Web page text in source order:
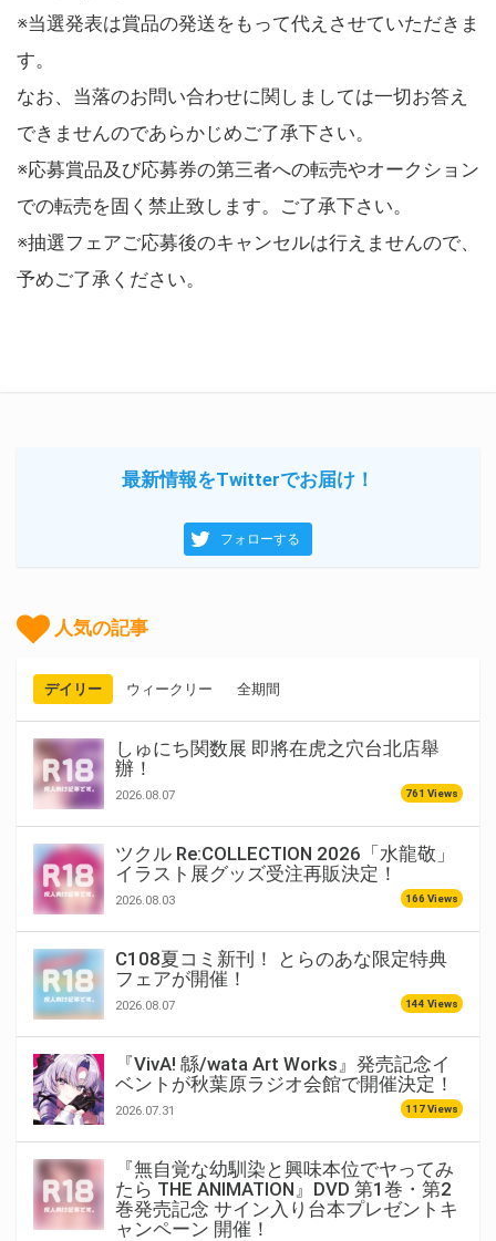
※当選発表は賞品の発送をもって代えさせていただきま
す。
なお、当落のお問い合わせに関しましては一切お答え
できませんのであらかじめご了承下さい。
※応募賞品及び応募券の第三者への転売やオークション
での転売を固く禁止致します。ご了承下さい。
※抽選フェアご応募後のキャンセルは行えませんので、
予めご了承ください。
最新情報をTwitterでお届け！
フォローする
人気の記事
デイリー ウィークリー 全期間
しゅにち関数展 即將在虎之穴台北店舉
辦！
2026.08.07 761 Views
ツクル Re:COLLECTION 2026「水龍敬」
イラスト展グッズ受注再販決定！
2026.08.03 166 Views
C108夏コミ新刊！ とらのあな限定特典
フェアが開催！
2026.08.07 144 Views
『VivA! 緜/wata Art Works』発売記念イ
ベントが秋葉原ラジオ会館で開催決定！
2026.07.31 117 Views
『無自覚な幼馴染と興味本位でヤってみ
たら THE ANIMATION』DVD 第1巻・第2
巻発売記念 サイン入り台本プレゼントキ
ャンペーン 開催！